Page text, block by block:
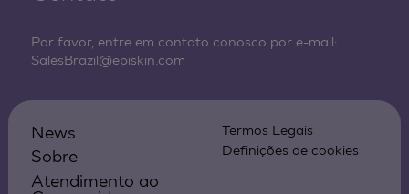
Por favor, entre em contato conosco por e-mail:
SalesBrazil@episkin.com
News
Sobre
Atendimento ao
Termos Legais
Definições de cookies